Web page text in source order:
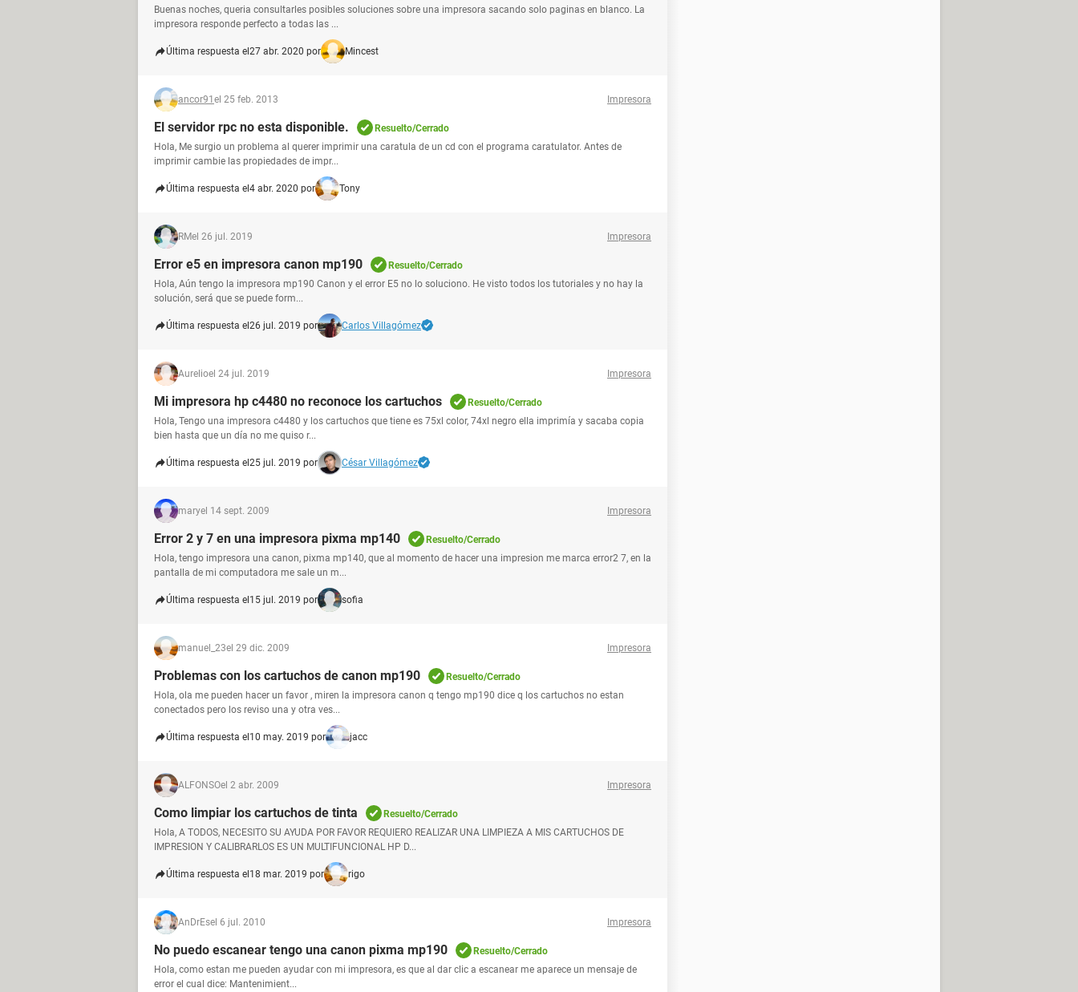
Buenas noches, queria consultarles posibles soluciones sobre una impresora sacando solo paginas en blanco. La
impresora responde perfecto a todas las ...
Última respuesta el 27 abr. 2020 por Mincest
ancor91 el 25 feb. 2013 Impresora
El servidor rpc no esta disponible.
Resuelto/Cerrado
Hola, Me surgio un problema al querer imprimir una caratula de un cd con el programa caratulator. Antes de
imprimir cambie las propiedades de impr...
Última respuesta el 4 abr. 2020 por Tony
RMel 26 jul. 2019 Impresora
Error e5 en impresora canon mp190
Resuelto/Cerrado
Hola, Aún tengo la impresora mp190 Canon y el error E5 no lo soluciono. He visto todos los tutoriales y no hay la
solución, será que se puede form...
Última respuesta el 26 jul. 2019 por Carlos Villagómez
Aurelioel 24 jul. 2019 Impresora
Mi impresora hp c4480 no reconoce los cartuchos
Resuelto/Cerrado
Hola, Tengo una impresora c4480 y los cartuchos que tiene es 75xl color, 74xl negro ella imprimía y sacaba copia
bien hasta que un día no me quiso r...
Última respuesta el 25 jul. 2019 por César Villagómez
maryel 14 sept. 2009 Impresora
Error 2 y 7 en una impresora pixma mp140
Resuelto/Cerrado
Hola, tengo impresora una canon, pixma mp140, que al momento de hacer una impresion me marca error2 7, en la
pantalla de mi computadora me sale un m...
Última respuesta el 15 jul. 2019 por sofia
manuel_23el 29 dic. 2009 Impresora
Problemas con los cartuchos de canon mp190
Resuelto/Cerrado
Hola, ola me pueden hacer un favor , miren la impresora canon q tengo mp190 dice q los cartuchos no estan
conectados pero los reviso una y otra ves...
Última respuesta el 10 may. 2019 por jacc
ALFONSOel 2 abr. 2009 Impresora
Como limpiar los cartuchos de tinta
Resuelto/Cerrado
Hola, A TODOS, NECESITO SU AYUDA POR FAVOR REQUIERO REALIZAR UNA LIMPIEZA A MIS CARTUCHOS DE
IMPRESION Y CALIBRARLOS ES UN MULTIFUNCIONAL HP D...
Última respuesta el 18 mar. 2019 por rigo
AnDrEsel 6 jul. 2010 Impresora
No puedo escanear tengo una canon pixma mp190
Resuelto/Cerrado
Hola, como estan me pueden ayudar con mi impresora, es que al dar clic a escanear me aparece un mensaje de
error el cual dice: Mantenimient...